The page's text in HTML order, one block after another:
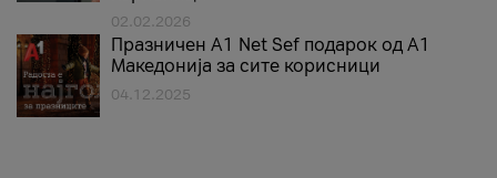
02.02.2026
Празничен A1 Net Sеf подарок од А1
Македонија за сите корисници
04.12.2025